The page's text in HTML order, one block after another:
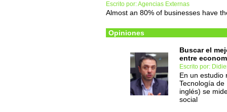
Escrito por: Agencias Externas
Almost an 80% of businesses have
Opiniones
Buscar el
entre
Escrito por:
En un estudio
Tecnología de
inglés) se
social